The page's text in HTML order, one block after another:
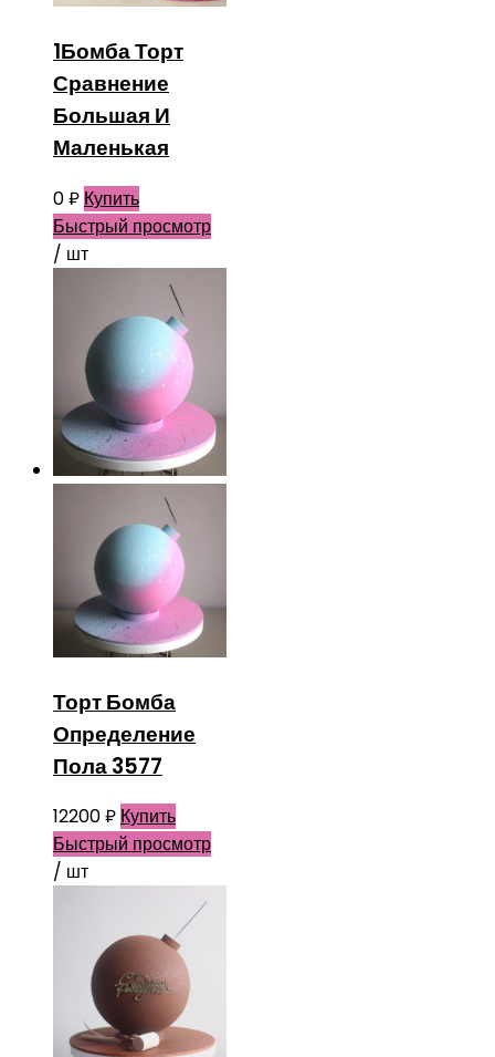
1Бомба Торт
Сравнение
Большая И
Маленькая
0₽ Купить
Быстрый просмотр
/ шт
Торт Бомба
Определение
Пола 3577
12200₽ Купить
Быстрый просмотр
/ шт